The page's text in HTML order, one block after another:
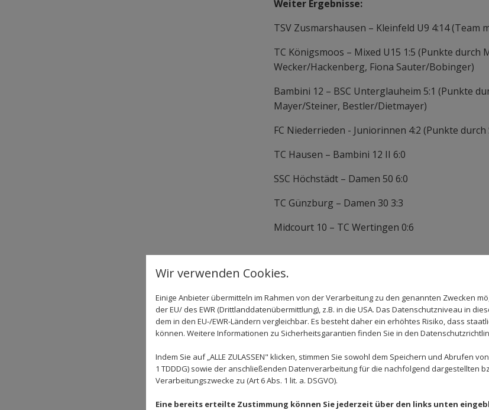
Weiter Ergebnisse:
TSV Zusmarshausen – Kleinfeld U9 4:14
TC Königsmoos – Mixed U15 1:5 (Punkte
Wecker/Hackenberg, Fiona Sauter/Bobinger)
Bambini 12 – BSC Unterglauheim 5:1 (Punkte
Mayer/Steiner, Bestler/Dietmayer)
FC Niederrieden - Juniorinnen 4:2 (Punkte
TC Hausen – Bambini 12 II 6:0
SSC Höchstädt – Damen 50 6:0
TC Günzburg – Damen 30 3:3
Midcourt 10 – TC Wertingen 0:6
Wir verwenden Cookies.
Einige Anbieter übermitteln im Rahmen von der Verarbeitung zu den genannten Zwecken
der EU/ des EWR (Drittlanddatenübermittlung), z.B. in die USA. Das Datenschutzniveau in
dem in den EU-/EWR-Ländern vergleichbar. Es besteht daher ein erhöhtes Risiko, dass
können. Weitere Informationen zu Sicherheitsgarantien finden Sie in den
Indem Sie auf „ALLE ZULASSEN" klicken, stimmen Sie sowohl dem Speichern und Abrufen
1 TDDDG) sowie der anschließenden Datenverarbeitung für die nachfolgend dargestellten
Verarbeitungszwecke zu (Art 6 Abs. 1 lit. a. DSGVO).
Eine bereits erteilte Zustimmung können Sie jederzeit über den links unten